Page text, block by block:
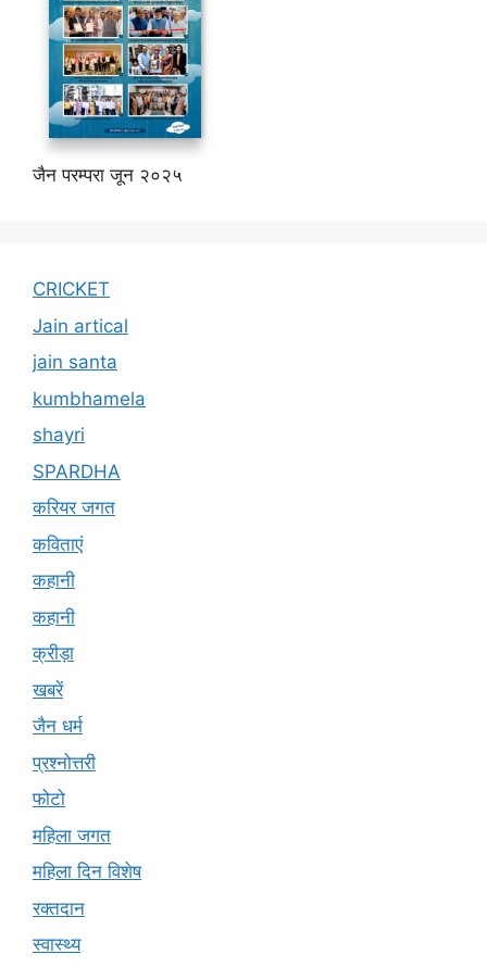
जैन परम्परा जून २०२५
CRICKET
Jain artical
jain santa
kumbhamela
shayri
SPARDHA
करियर जगत
कविताएं
कहानी
कहानी
क्रीड़ा
खबरें
जैन धर्म
प्रश्नोत्तरी
फोटो
महिला जगत
महिला दिन विशेष
रक्तदान
स्वास्थ्य